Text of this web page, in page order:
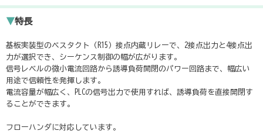
▼特長
基板実装型のベスタクト（R15）接点内蔵リレーで、2接点出力と4接点出
力が選択でき、シーケンス制御の幅が広がります。
信号レベルの微小電流回路から誘導負荷開閉のパワー回路まで、幅広い
用途で信頼性を発揮します。
電流容量が幅広く、PLCの信号出力で使用すれば、誘導負荷を直接開閉す
ることができます。
フローハンダに対応しています。